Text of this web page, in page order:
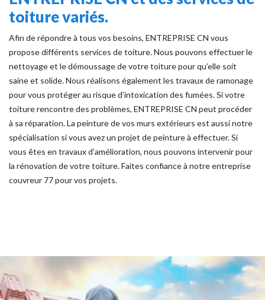
toiture variés.
Afin de répondre à tous vos besoins, ENTREPRISE CN vous
propose différents services de toiture. Nous pouvons effectuer le
nettoyage et le démoussage de votre toiture pour qu’elle soit
saine et solide. Nous réalisons également les travaux de ramonage
pour vous protéger au risque d’intoxication des fumées. Si votre
toiture rencontre des problèmes, ENTREPRISE CN peut procéder
à sa réparation. La peinture de vos murs extérieurs est aussi notre
spécialisation si vous avez un projet de peinture à effectuer. Si
vous êtes en travaux d’amélioration, nous pouvons intervenir pour
la rénovation de votre toiture. Faites confiance à notre entreprise
couvreur 77 pour vos projets.